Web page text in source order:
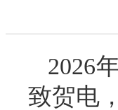
2026
致贺电